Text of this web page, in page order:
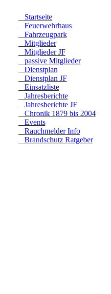
Startseite
Feuerwehrhaus
Fahrzeugpark
Mitglieder
Mitglieder JF
passive Mitglieder
Dienstplan
Dienstplan JF
Einsatzliste
Jahresberichte
Jahresberichte JF
Chronik 1879 bis 2004
Events
Rauchmelder Info
Brandschutz Ratgeber